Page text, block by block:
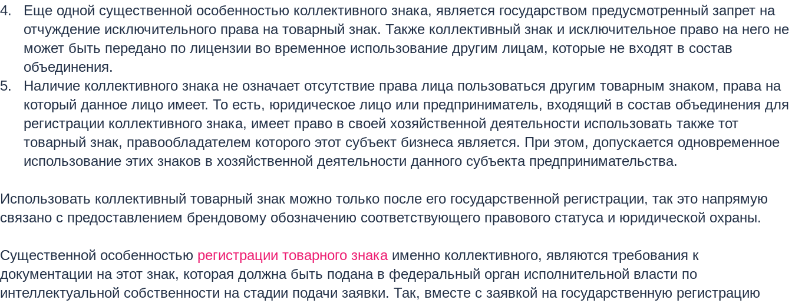
Еще одной существенной особенностью коллективного знака, является государством предусмотренный запрет на
отчуждение исключительного права на товарный знак. Также коллективный знак и исключительное право на него не
может быть передано по лицензии во временное использование другим лицам, которые не входят в состав
объединения.
Наличие коллективного знака не означает отсутствие права лица пользоваться другим товарным знаком, права на
который данное лицо имеет. То есть, юридическое лицо или предприниматель, входящий в состав объединения для
регистрации коллективного знака, имеет право в своей хозяйственной деятельности использовать также тот
товарный знак, правообладателем которого этот субъект бизнеса является. При этом, допускается одновременное
использование этих знаков в хозяйственной деятельности данного субъекта предпринимательства.
Использовать коллективный товарный знак можно только после его государственной регистрации, так это напрямую
связано с предоставлением брендовому обозначению соответствующего правового статуса и юридической охраны.
Существенной особенностью регистрации товарного знакаименно коллективного, являются требования к
документации на этот знак, которая должна быть подана в федеральный орган исполнительной власти по
интеллектуальной собственности на стадии подачи заявки. Так, вместе с заявкой на государственную регистрацию